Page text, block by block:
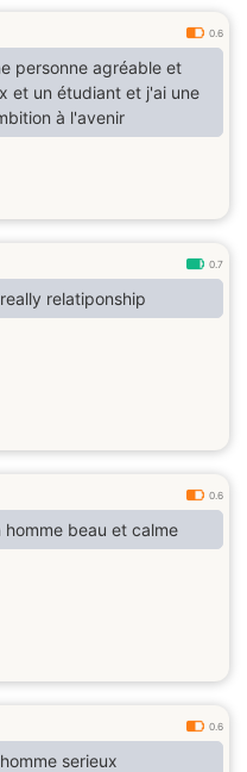
0.6
personne agréable et
et un étudiant et j'ai une
à l'avenir
0.7
relatiponship
0.6
homme beau et calme
0.6
serieux